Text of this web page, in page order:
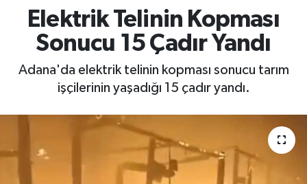
Elektrik Telinin Kopması
Sonucu 15 Çadır Yandı
Adana'da elektrik telinin kopması sonucu tarım
işçilerinin yaşadığı 15 çadır yandı.
SPOR
SİYASET
GÜNDEM
Kahramanmaraş Namaz Vakitleri
Kahramanmaraş Trafik Yoğunluk Haritası
Süper Lig Puan Durumu ve Fikstür
Son Dakika Haberleri